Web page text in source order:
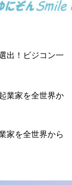
出！ビジコン一
家を全世界から